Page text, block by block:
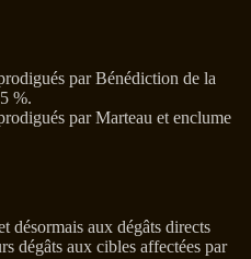
par Bénédiction de la
%.
par Marteau et enclume
désormais aux dégâts directs
dégâts aux cibles affectées par